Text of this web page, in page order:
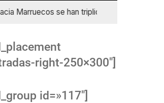
Marruecos se han triplicado
right-250×300″]
id=»117″]